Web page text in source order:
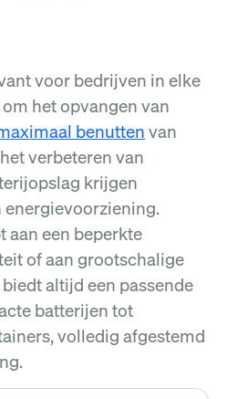
voor bedrijven in elke
het opvangen van
benutten van
verbeteren van
krijgen
aan een beperkte
of aan grootschalige
altijd een passende
batterijen tot
volledig afgestemd